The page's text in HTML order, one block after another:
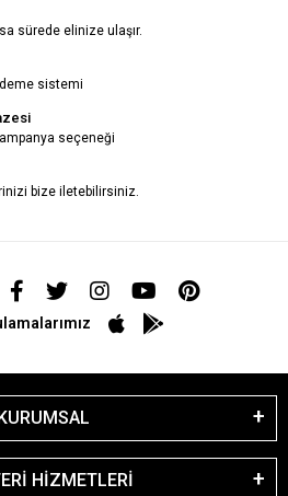
sürede elinize ulaşır.
sistemi
seçeneği
bize iletebilirsiniz.
HİZMETLERİ